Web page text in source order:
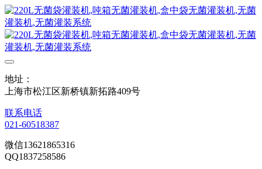
地址：
上海市松江区新桥镇新拓路409号
联系电话
021-60518387
微信13621865316
QQ1837258586